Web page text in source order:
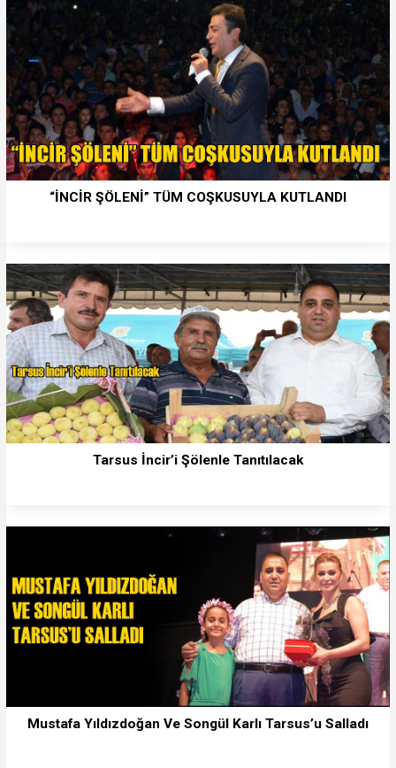
“İNCİR ŞÖLENİ” TÜM COŞKUSUYLA KUTLANDI
Tarsus İncir’i Şölenle Tanıtılacak
Mustafa Yıldızdoğan Ve Songül Karlı Tarsus’u Salladı